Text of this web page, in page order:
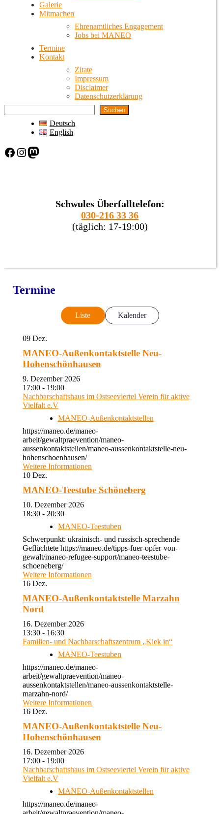
Galerie
Mitmachen
Ehrenamtliches Engagement
Jobs bei MANEO
Termine
Kontakt
Zitate
Impressum
Disclaimer
Datenschutzerklärung
Suchen
Deutsch
English
Facebook Instagram Mastodon
Schwules Überfalltelefon:
030-216 33 36
(täglich: 17-19:00)
Termine
Liste Kalender
09 Dez.
MANEO-Außenkontaktstelle Neu-
Hohenschönhausen
9. Dezember 2026
17:00 - 19:00
Nachbarschaftshaus im Ostseeviertel Verein für aktive
Vielfalt e.V
MANEO-Außenkontaktstellen
https://maneo.de/maneo-
arbeit/gewaltpraevention/maneo-
aussenkontaktstellen/maneo-aussenkontaktstelle-neu-
hohenschoenhausen/
Weitere Informationen
10 Dez.
MANEO-Teestube Schöneberg
10. Dezember 2026
18:30 - 20:30
MANEO-Teestuben
Schwerpunkt: ukrainisch- und russisch-sprechende
Geflüchtete https://maneo.de/tipps-fuer-opfer-von-
gewalt/maneo-refugee-support/maneo-teestube-
schoeneberg/
Weitere Informationen
16 Dez.
MANEO-Außenkontaktstelle Marzahn
Nord
16. Dezember 2026
13:30 - 16:30
Familien- und Nachbarschaftszentrum „Kiek in“
MANEO-Teestuben
https://maneo.de/maneo-
arbeit/gewaltpraevention/maneo-
aussenkontaktstellen/maneo-aussenkontaktstelle-
marzahn-nord/
Weitere Informationen
16 Dez.
MANEO-Außenkontaktstelle Neu-
Hohenschönhausen
16. Dezember 2026
17:00 - 19:00
Nachbarschaftshaus im Ostseeviertel Verein für aktive
Vielfalt e.V
MANEO-Außenkontaktstellen
https://maneo.de/maneo-